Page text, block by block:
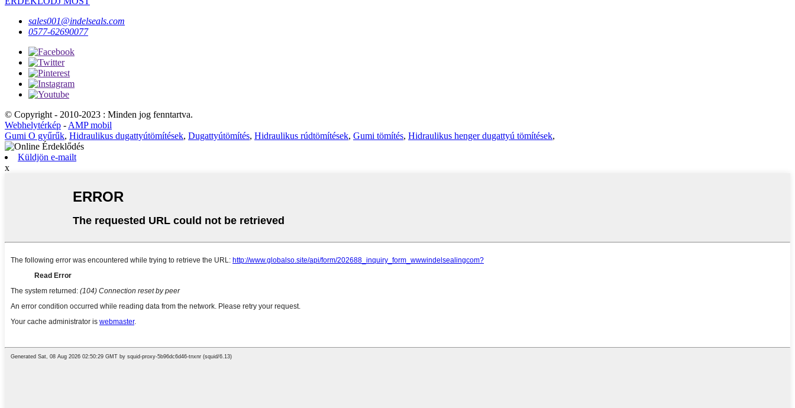
sales001@indelseals.com
0577-62690077
© Copyright - 2010-2023 : Minden jog fenntartva.
Webhelytérkép - AMP mobil
Gumi O gyűrűk, Hidraulikus dugattyútömítések, Dugattyútömítés, Hidraulikus rúdtömítések, Gumi tömítés, Hidraulikus henger dugattyú tömítések,
Küldjön e-mailt
x